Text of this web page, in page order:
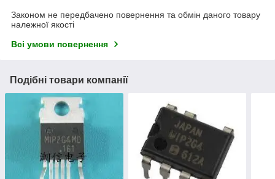
Законом не передбачено повернення та обмін даного товару
належної якості
Всі умови повернення
Подібні товари компанії